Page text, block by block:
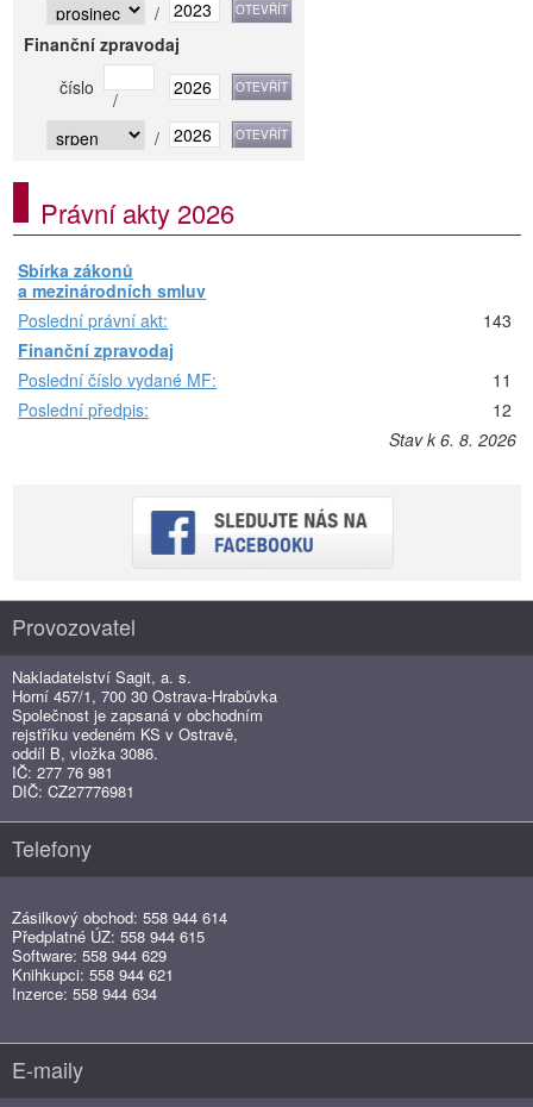
/
Finanční zpravodaj
číslo
/
/
Právní akty 2026
Sbírka zákonů
a mezinárodních smluv
Poslední právní akt:
143
Finanční zpravodaj
Poslední číslo vydané MF:
11
Poslední předpis:
12
Stav k 6. 8. 2026
Provozovatel
Nakladatelství Sagit, a. s.
Horní 457/1, 700 30 Ostrava-Hrabůvka
Společnost je zapsaná v obchodním
rejstříku vedeném KS v Ostravě,
oddíl B, vložka 3086.
IČ: 277 76 981
DIČ: CZ27776981
Telefony
Zásilkový obchod: 558 944 614
Předplatné ÚZ: 558 944 615
Software: 558 944 629
Knihkupci: 558 944 621
Inzerce: 558 944 634
E-maily